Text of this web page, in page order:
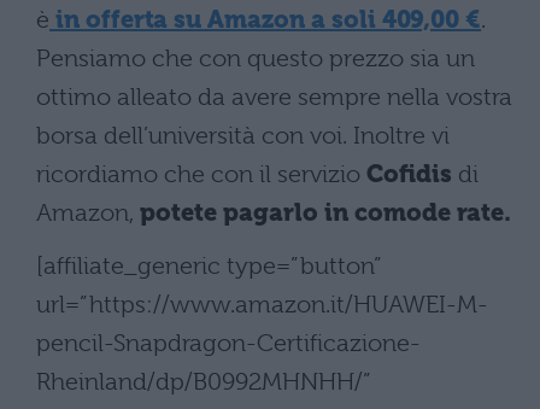
è in offerta su Amazon a soli 409,00 €.
Pensiamo che con questo prezzo sia un
ottimo alleato da avere sempre nella vostra
borsa dell’università con voi. Inoltre vi
ricordiamo che con il servizio Cofidis di
Amazon, potete pagarlo in comode rate.
[affiliate_generic type=”button”
url=”https://www.amazon.it/HUAWEI-M-
pencil-Snapdragon-Certificazione-
Rheinland/dp/B0992MHNHH/”